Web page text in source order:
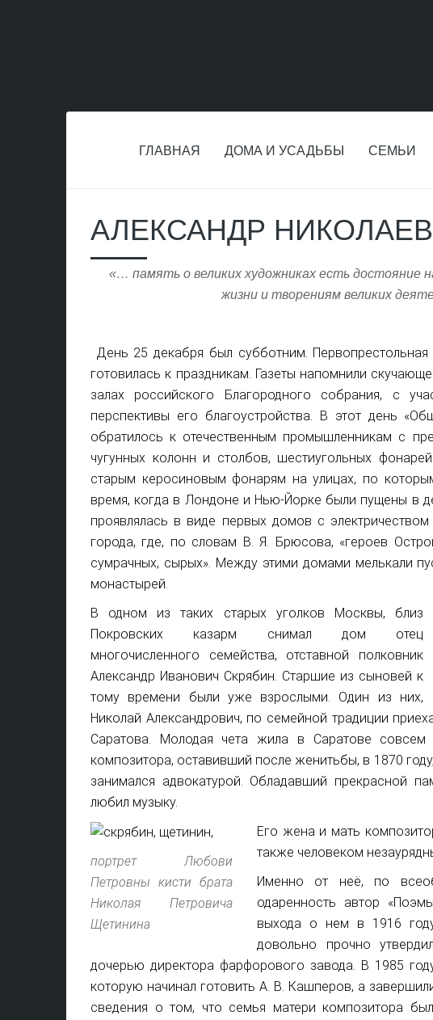
ГЛАВНАЯ ДОМА И УСАДЬБЫ СЕМЬИ
АЛЕКСАНДР
«… память о великих художниках есть достояние
жизни и творениям великих
День 25 декабря был субботним.
готовилась к праздникам. Газеты напомнили
залах российского Благородного собрания, с
перспективы его благоустройства. В этот день
обратилось к отечественным промышленникам с
чугунных колонн и столбов, шестиугольных
старым керосиновым фонарям на улицах, по
время, когда в Лондоне и Нью-Йорке были пущены в
проявлялась в виде первых домов с
города, где, по словам В. Я. Брюсова, «героев
сумрачных, сырых». Между этими домами мелькали
монастырей.
В одном из таких старых уголков Москвы, близ
Покровских казарм снимал дом отец
многочисленного семейства, отставной полковник
Александр Иванович Скрябин. Старшие из сыновей к
тому времени были уже взрослыми. Один из них,
Николай Александрович, по семейной традиции
Саратова. Молодая чета жила в Саратове совсем
композитора, оставивший после женитьбы, в 1870
занимался адвокатурой. Обладавший прекрасной
любил музыку.
портрет Любови
Петровны кисти брата
Николая Петровича
Щетинина
Его жена и мать
также человеком
Именно от неё, по
одаренность автор
выхода о нем в 1916
довольно прочно
дочерью директора фарфорового завода. В 1985
которую начинал готовить А. В. Кашперов, а
сведения о том, что семья матери композитора